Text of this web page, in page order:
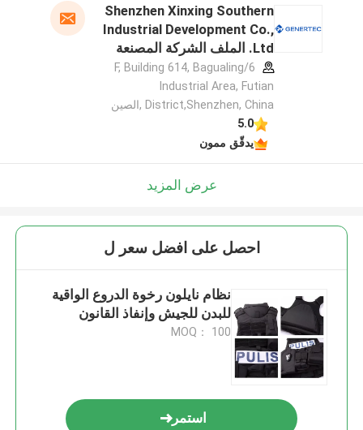
Shenzhen Xinxing Southern
Industrial Development Co.,
Ltd. الملف الشركة المصنعة
6/F, Building 614, Bagualing
Industrial Area, Futian
District,Shenzhen, China ,الصين
5.0
يدقّق ممون
عرض المزيد
احصل على افضل سعر ل
نظام نايلون رخوة الدروع الواقية
للبدن للجيش وإنفاذ القانون
MOQ： 100
استمر